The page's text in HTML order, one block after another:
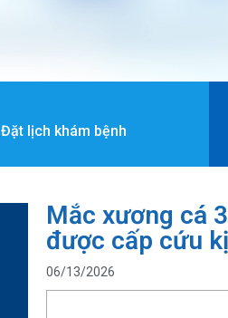
Đặt lịch khám bệnh
Mắc xương cá
được cấp cứu
06/13/2026